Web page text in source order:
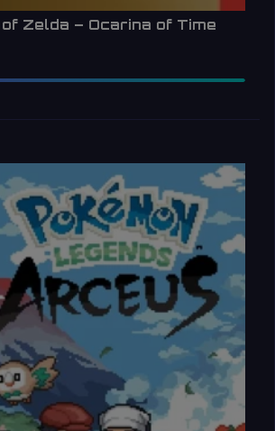
Zelda – Ocarina of Time